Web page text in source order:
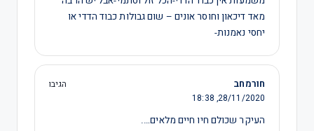
מאד דיכאון וחוסר אונים – שום גבולות כבוד הדדי או
יחסי נאמנות-
חורמחב
הגיבו
28/11/2020,
18:38
העיקר שכולם חיו חיים מלאים….